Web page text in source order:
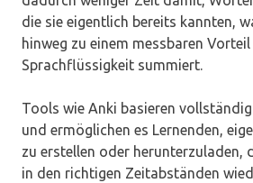
die sie eigentlich bereits kannten,
hinweg zu einem messbaren
Sprachflüssigkeit summiert.
Tools wie Anki basieren
und ermöglichen es Lernenden,
zu erstellen oder herunterzuladen,
in den richtigen Zeitabständen